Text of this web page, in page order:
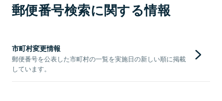
郵便番号検索に関する情報
市町村変更情報
郵便番号を公表した市町村の一覧を実施日の新しい順に掲載
しています。